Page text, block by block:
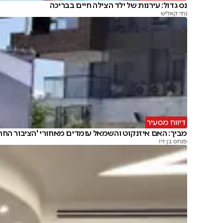
נס גדול: עירנות של ילד הצילה חיים בבריכה
נתי קאליש
דיווח מסעיר
מביך: האם איזנקוט והשמאל עומדים מאחורי 'הציבור
פנחס בן זיו